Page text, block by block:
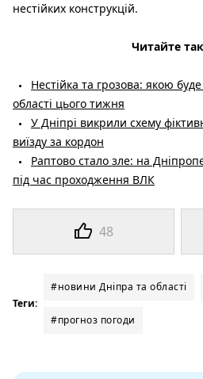
48
нестійких конструкцій.
Читайте
Нестійка та грозова: якою
області цього тижня
У Дніпрі викрили схему
виїзду за кордон
Раптово стало зле: на
під час проходження ВЛК
Теги:
#новини Дніпра та області
#прогноз погоди